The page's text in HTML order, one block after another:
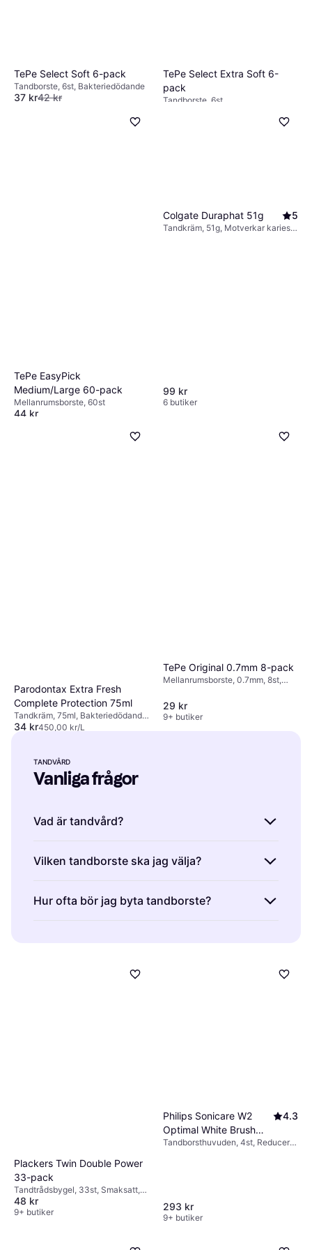
TePe Select Soft 6-pack
Tandborste, 6st, Bakteriedödande
37 kr42 kr
TePe Select Extra Soft 6-
pack
Tandborste, 6st
TePe EasyPick
Medium/Large 60-pack
Mellanrumsborste, 60st
44 kr
Colgate Duraphat 51g 5
Tandkräm, 51g, Motverkar karies,
99 kr
6 butiker
Parodontax Extra Fresh
Complete Protection 75ml
Tandkräm, 75ml, Bakteriedödande,
Stärker emaljen, Fluor, Blekande,
34 kr450,00 kr/L
TePe Original 0.7mm 8-pack
Mellanrumsborste, 0.7mm, 8st,
andedräkt
29 kr
9+ butiker
Plackers Twin Double Power
33-pack
Tandtrådsbygel, 33st, Smaksatt,
Reducerar plack
48 kr
9+ butiker
Philips Sonicare W2
Optimal White Brush
Head Black 4-pack
4.3
Tandborsthuvuden, 4st, Reducerar
293 kr
9+ butiker
TANDVÅRD
Vanliga frågor
Vad är tandvård?
hjälper dig att upprätthålla god munhygien.
Det inkluderar tandborstar, tandkräm och
munskölj. Att välja rätt tandvårdsprodukter
handlar om att förstå dina behov, såsom
Vilken tandborste ska jag välja?
rätt tandborste kan göra stor skillnad.
Elektriska tandborstar rekommenderas ofta
beroende på dina tänders och ditt tandkötts
Hur ofta bör jag byta tandborste?
Om borsten visar tecken på slitage tidigare,